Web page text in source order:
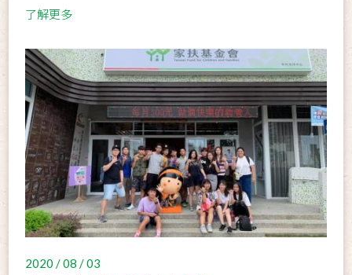
了解更多
2020 / 08 / 03